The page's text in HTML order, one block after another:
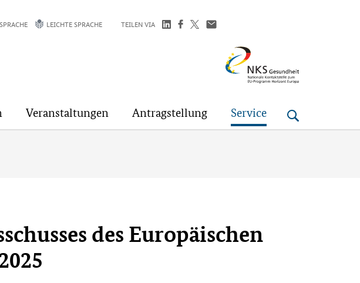
LEICHTE SPRACHE TEILEN VIA
NKS
Gesundheit
Veranstaltungen Antragstellung Service
des Europäischen